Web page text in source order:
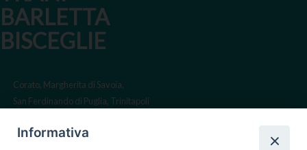
BARLETTA
BISCEGLIE
Corato, Margherita di Savoia,
San Ferdinando di Puglia, Trinitapoli
Sede arcivescovile suffraganea
Informativa